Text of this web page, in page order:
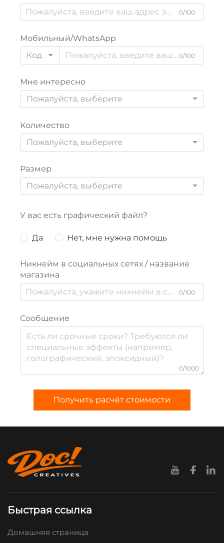
0/100
Мобильный/WhatsApp
Код
0/100
Мне интересно
Пожалуйста, выберите
Количество
Пожалуйста, выберите
Размер
Пожалуйста, выберите
У вас есть графический файл?
Да Нет, мне нужна помощь
Никнейм в социальных сетях / название
магазина
0/100
Сообщение
0/1000
Получить расчёт стоимости
Быстрая ссылка
Домашняя страница